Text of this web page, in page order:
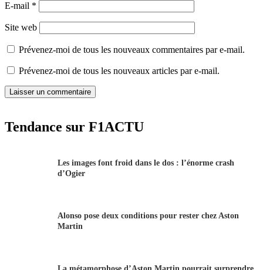
E-mail *
Site web
Prévenez-moi de tous les nouveaux commentaires par e-mail.
Prévenez-moi de tous les nouveaux articles par e-mail.
Tendance sur F1ACTU
Les images font froid dans le dos : l’énorme crash
d’Ogier
Alonso pose deux conditions pour rester chez Aston
Martin